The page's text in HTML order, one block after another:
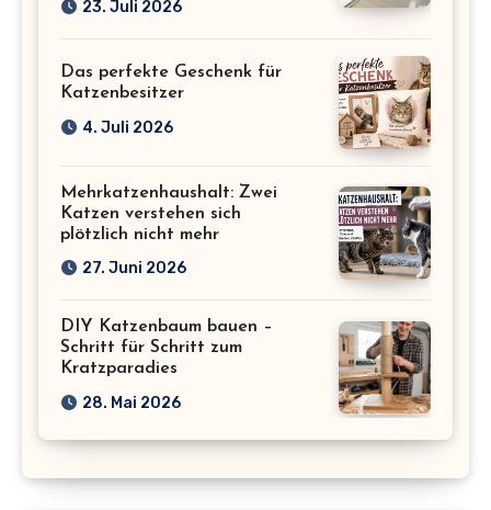
23. Juli 2026
Das perfekte Geschenk für
Katzenbesitzer
4. Juli 2026
Mehrkatzenhaushalt: Zwei
Katzen verstehen sich
plötzlich nicht mehr
27. Juni 2026
DIY Katzenbaum bauen –
Schritt für Schritt zum
Kratzparadies
28. Mai 2026